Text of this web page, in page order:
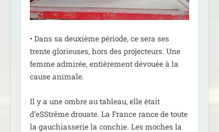
• Dans sa deuxième période, ce sera ses
trente glo­rieuses, hors des pro­jec­teurs. Une
femme admi­rée, entiè­re­ment dévouée à la
cause animale.
Il y a une ombre au tableau, elle était
d’eSStrême drouate. La France rance de toute
la gau­chias­se­rie la conchie. Les moches la